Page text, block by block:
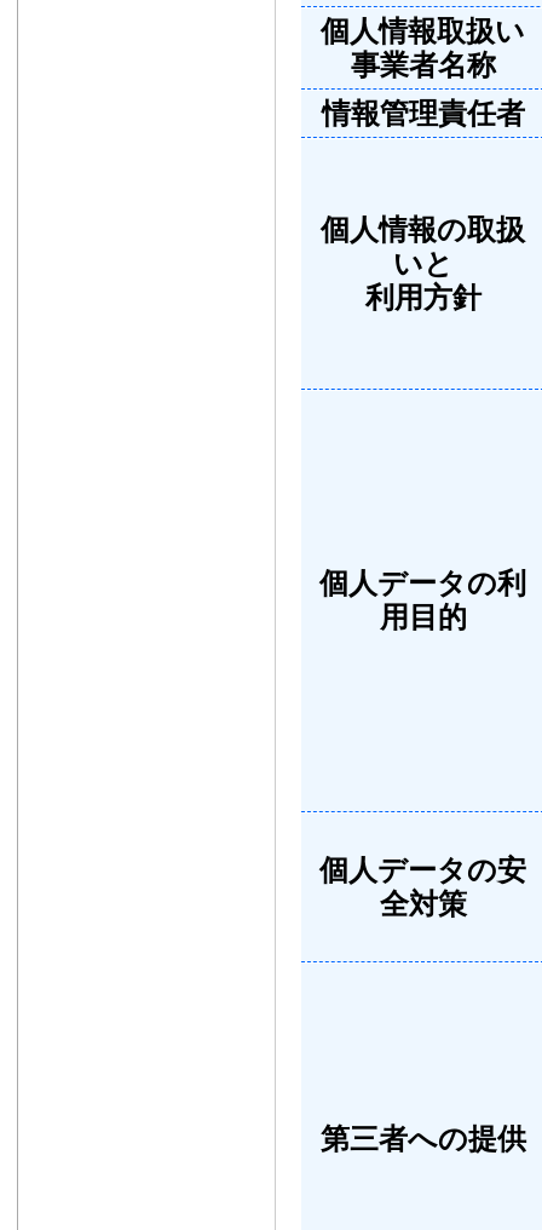
個人情報取扱い
事業者名称
情報管理責任者
個人情報の取扱
いと
利用方針
個人データの利
用目的
個人データの安
全対策
第三者への提供